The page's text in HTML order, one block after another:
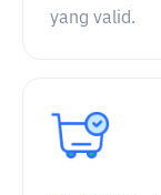
yang valid.